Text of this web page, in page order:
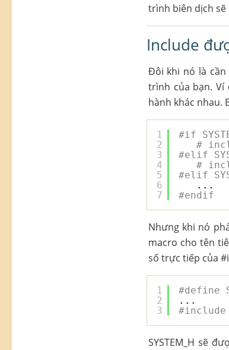
trình biên dịch sẽ
Include
Đôi khi nó là
trình của bạn.
hành khác nhau.
1
2
3
4
5
6
7
#if
#
#elif
#
#elif
...
#endif
Nhưng khi nó
macro cho tên
số trực tiếp của
1
2
3
#define
...
#include
SYSTEM_H sẽ